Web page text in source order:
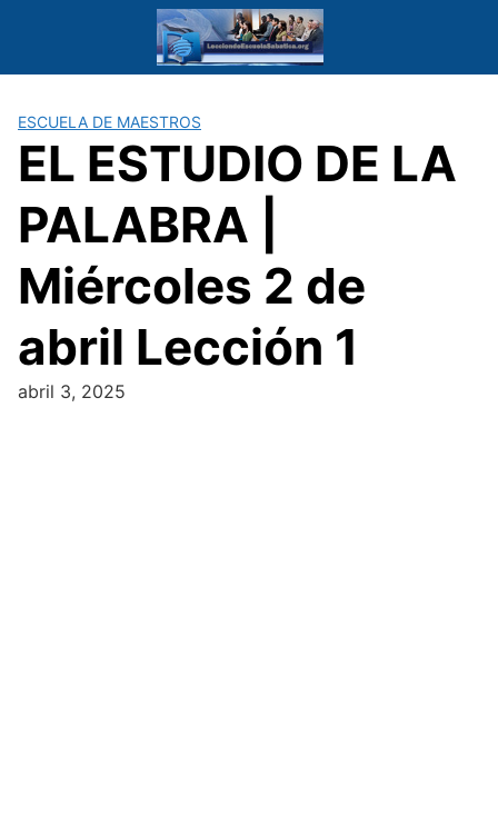
ESCUELA DE MAESTROS
EL ESTUDIO DE LA
PALABRA |
Miércoles 2 de
abril Lección 1
abril 3, 2025